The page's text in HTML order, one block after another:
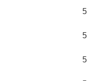
5
5
5